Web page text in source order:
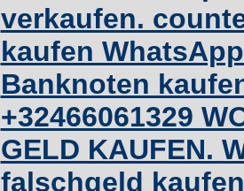
verkaufen.
kaufen
Banknoten
+32466061329
GELD KAUFEN.
falschgeld